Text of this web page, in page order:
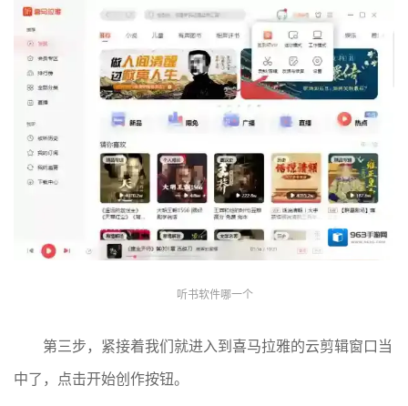
听书软件哪一个
第三步，紧接着我们就进入到喜马拉雅的云剪辑窗口当
中了，点击开始创作按钮。